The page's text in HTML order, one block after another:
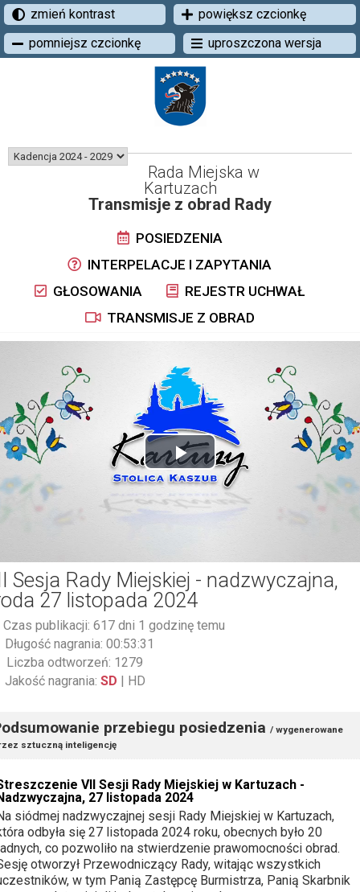
zmień kontrast
powiększ czcionkę
pomniejsz czcionkę
uproszczona wersja
Rada Miejska w
Kartuzach
Transmisje z obrad Rady
POSIEDZENIA
INTERPELACJE I ZAPYTANIA
GŁOSOWANIA
REJESTR UCHWAŁ
TRANSMISJE Z OBRAD
Play
Video
Sesja Rady Miejskiej - nadzwyczajna,
27 listopada 2024
Czas publikacji: 617 dni 1 godzinę temu
Długość nagrania: 00:53:31
Liczba odtworzeń: 1279
Jakość nagrania: SD | HD
przebiegu posiedzenia / wygenerowane
sztuczną inteligencję
VII Sesji Rady Miejskiej w Kartuzach -
27 listopada 2024
siódmej nadzwyczajnej sesji Rady Miejskiej w Kartuzach,
odbyła się 27 listopada 2024 roku, obecnych było 20
co pozwoliło na stwierdzenie prawomocności obrad.
otworzył Przewodniczący Rady, witając wszystkich
w tym Panią Zastępcę Burmistrza, Panią Skarbnik